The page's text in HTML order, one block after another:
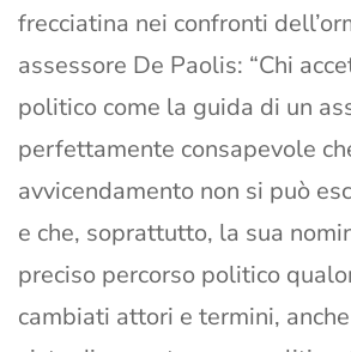
frecciatina nei confronti
assessore De Paolis: “Chi
politico come la guida di un
perfettamente consapevole
avvicendamento non si può
e che, soprattutto, la sua
preciso percorso politico
cambiati attori e termini,